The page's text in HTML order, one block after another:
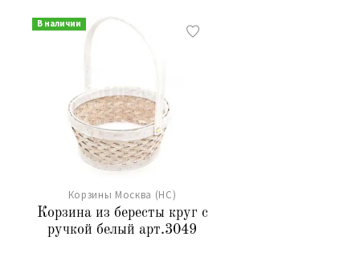
В наличии
Корзины Москва (НС)
Корзина из бересты круг с
ручкой белый арт.3049